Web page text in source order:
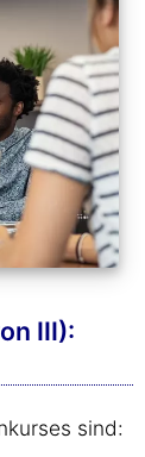
III):
sind: